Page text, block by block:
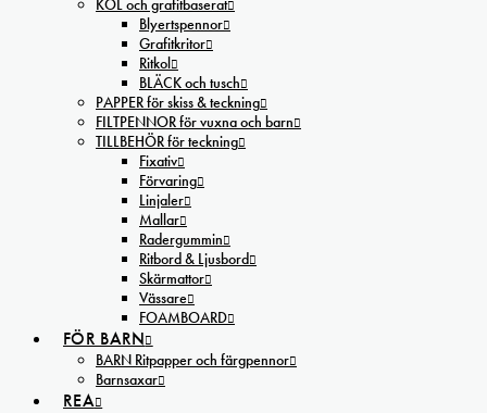
KOL och grafitbaserat
Blyertspennor
Grafitkritor
Ritkol
BLÄCK och tusch
PAPPER för skiss & teckning
FILTPENNOR för vuxna och barn
TILLBEHÖR för teckning
Fixativ
Förvaring
Linjaler
Mallar
Radergummin
Ritbord & Ljusbord
Skärmattor
Vässare
FOAMBOARD
FÖR BARN
BARN Ritpapper och färgpennor
Barnsaxar
REA